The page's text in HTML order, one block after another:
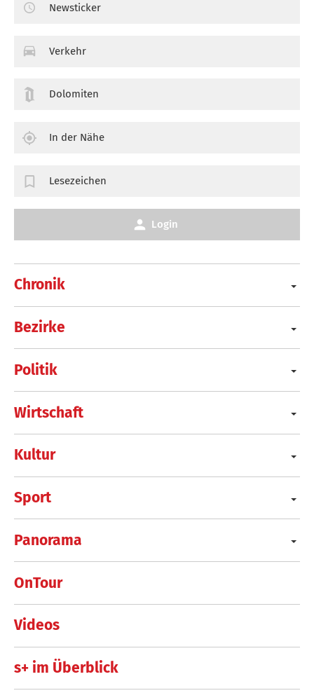
Chronik
Bezirke
Politik
Wirtschaft
Kultur
Sport
Panorama
OnTour
Videos
s+ im Überblick
Newsticker
Verkehr
Dolomiten
In der Nähe
Lesezeichen
Login